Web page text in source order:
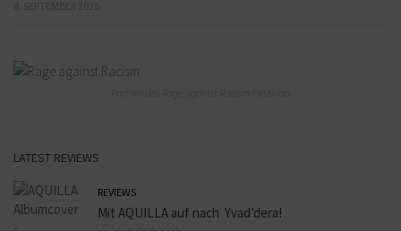
LATEST REVIEWS
REVIEWS
Mit AQUILLA auf nach Yvad’dera!